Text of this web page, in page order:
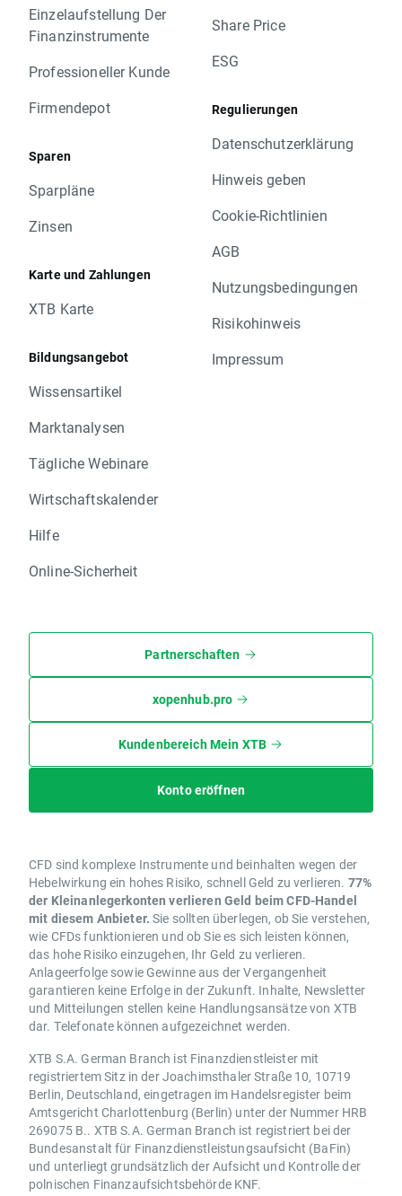
Einzelaufstellung Der
Finanzinstrumente
Professioneller Kunde
Firmendepot
Sparen
Sparpläne
Zinsen
Karte und Zahlungen
XTB Karte
Bildungsangebot
Wissensartikel
Marktanalysen
Tägliche Webinare
Wirtschaftskalender
Hilfe
Online-Sicherheit
Share Price
ESG
Regulierungen
Datenschutzerklärung
Hinweis geben
Cookie-Richtlinien
AGB
Nutzungsbedingungen
Risikohinweis
Impressum
Partnerschaften
xopenhub.pro
Kundenbereich Mein XTB
Konto eröffnen
CFD sind komplexe Instrumente und beinhalten wegen der
Hebelwirkung ein hohes Risiko, schnell Geld zu verlieren. 77%
der Kleinanlegerkonten verlieren Geld beim CFD-Handel
mit diesem Anbieter. Sie sollten überlegen, ob Sie verstehen,
wie CFDs funktionieren und ob Sie es sich leisten können,
das hohe Risiko einzugehen, Ihr Geld zu verlieren.
Anlageerfolge sowie Gewinne aus der Vergangenheit
garantieren keine Erfolge in der Zukunft. Inhalte, Newsletter
und Mitteilungen stellen keine Handlungsansätze von XTB
dar. Telefonate können aufgezeichnet werden.
XTB S.A. German Branch ist Finanzdienstleister mit
registriertem Sitz in der Joachimsthaler Straße 10, 10719
Berlin, Deutschland, eingetragen im Handelsregister beim
Amtsgericht Charlottenburg (Berlin) unter der Nummer HRB
269075 B.. XTB S.A. German Branch ist registriert bei der
Bundesanstalt für Finanzdienstleistungsaufsicht (BaFin)
und unterliegt grundsätzlich der Aufsicht und Kontrolle der
polnischen Finanzaufsichtsbehörde KNF.